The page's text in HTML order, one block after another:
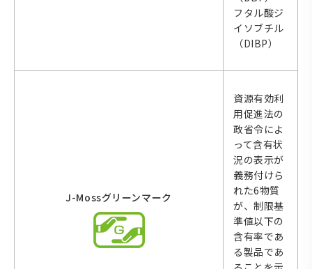
フタル酸ジ
イソブチル
（DIBP）
J-Mossグリーンマーク
資源有効利
用促進法の
政省令によ
って含有状
況の表示が
義務付けら
れた6物質
が、制限基
準値以下の
含有率であ
る製品であ